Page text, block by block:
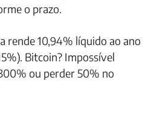
o prazo.
rende 10,94% líquido ao ano
Bitcoin? Impossível
ou perder 50% no